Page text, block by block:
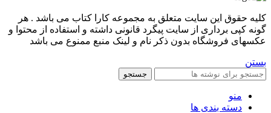
کليه حقوق اين سايت متعلق به مجموعه کارا کتاب می باشد . هر
گونه کپی برداری از سایت پیگرد قانونی داشته و استفاده از محتوا و
عکسهای فروشگاه بدون ذکر نام و لینک منبع ممنوع می باشد
بستن
جستجو
منو
دسته بندی ها